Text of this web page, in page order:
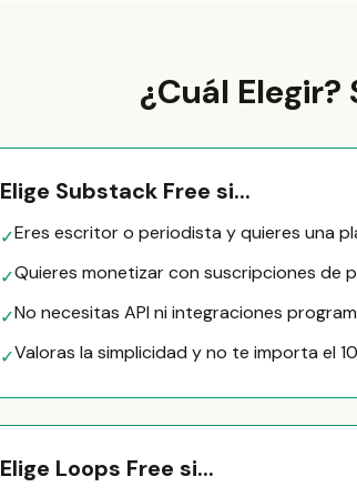
¿Cuál Elegir?
Elige Substack Free si...
✓Eres escritor o periodista y quieres una
✓Quieres monetizar con suscripciones de
✓No necesitas API ni integraciones
✓Valoras la simplicidad y no te importa el
Elige Loops Free si...